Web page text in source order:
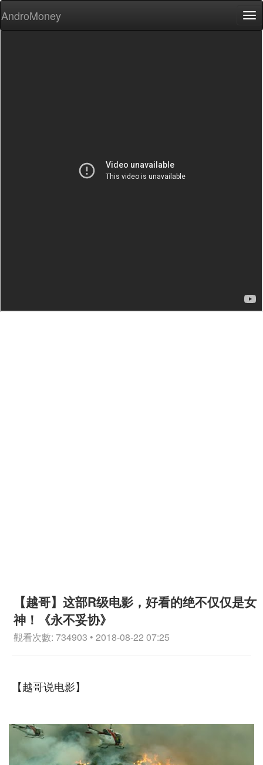
AndroMoney
【越哥】这部R级电影，好看的绝不仅仅是女
神！《永不妥协》
觀看次數: 734903 • 2018-08-22 07:25
【越哥说电影】